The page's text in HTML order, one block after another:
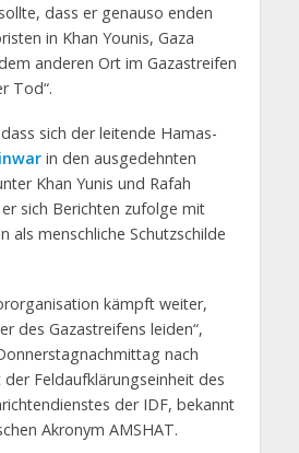
dass er genauso enden
in Khan Younis, Gaza
anderen Ort im Gazastreifen
Tod“.
sich der leitende Hamas-
in den ausgedehnten
Khan Yunis und Rafah
sich Berichten zufolge mit
als menschliche Schutzschilde
kämpft weiter,
des Gazastreifens leiden“,
nach
Feldaufklärungseinheit des
der IDF, bekannt
Akronym AMSHAT.